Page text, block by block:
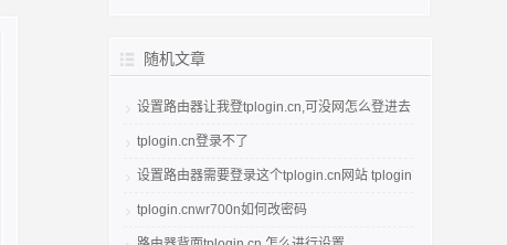
随机文章
设置路由器让我登tplogin.cn,可没网怎么登进去
tplogin.cn登录不了
设置路由器需要登录这个tplogin.cn网站 tplogin管理员密码
tplogin.cnwr700n如何改密码